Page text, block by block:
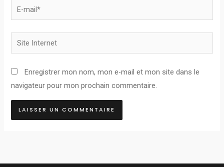
E-
mail*
Site
Internet
Enregistrer mon nom, mon e-mail et mon site dans le
navigateur pour mon prochain commentaire.